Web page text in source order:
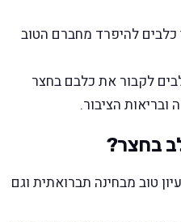
להיפרד מחברם הטוב
לקבור את כלבם בחצר
הציבור.
בחצר?
טוב מבחינה תברואתית וגם